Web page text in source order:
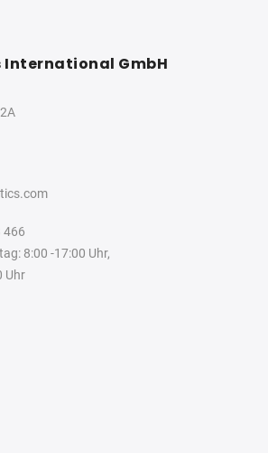
International GmbH
466
8:00 -17:00 Uhr,
Uhr